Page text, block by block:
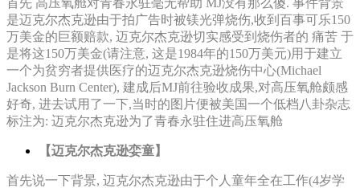
是迈克尔杰克逊由于拍广告时被镁光弹烧伤,收到百事可乐150
万美金的巨额赔款, 迈克尔杰克逊切实感受到烧伤者的 痛苦 于
是将这150万美金(请注意, 这是1984年的150万美元)用于建立
一个为贫穷者提供医疗的迈克尔杰克逊烧伤中心(Michael
Jackson Burn Center), 建成后MJ前往验收成果,对高压氧舱颇感
好奇, 进去试用了一下,当时的图片便被美国一个低档八卦杂志
标注为: 迈克尔杰克逊为了青春永驻住进高压氧舱
【迈克尔杰克逊娈童】
首先说一下背景, 迈克尔杰克逊由于个人童年全在工作(4岁学